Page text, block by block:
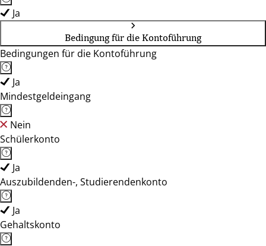
Ja
Bedingung für die Kontoführung
Bedingungen für die Kontoführung
Ja
Mindestgeldeingang
Nein
Schülerkonto
Ja
Auszubildenden-, Studierendenkonto
Ja
Gehaltskonto